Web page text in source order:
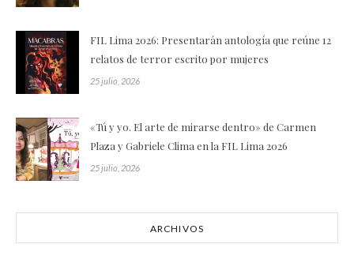
FIL Lima 2026: Presentarán antología que reúne 12
relatos de terror escrito por mujeres
25 julio, 2026
«Tú y yo. El arte de mirarse dentro» de Carmen
Plaza y Gabriele Clima en la FIL Lima 2026
25 julio, 2026
ARCHIVOS